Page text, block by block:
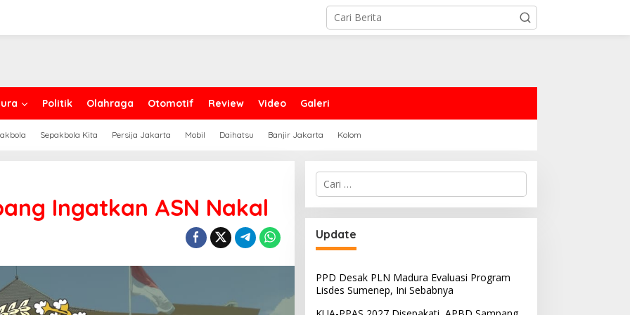
Politik Olahraga Otomotif Review Video Galeri
Sepakbola Kita Persija Jakarta Mobil Daihatsu Banjir Jakarta Kolom
Ingatkan ASN Nakal
Cari
untuk:
Update
PPD Desak PLN Madura Evaluasi Program
Lisdes Sumenep, Ini Sebabnya